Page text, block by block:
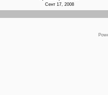
Сент 17, 2008